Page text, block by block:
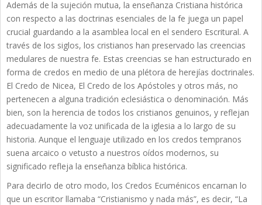
Además de la sujeción mutua, la enseñanza Cristiana histórica
con respecto a las doctrinas esenciales de la fe juega un papel
crucial guardando a la asamblea local en el sendero Escritural. A
través de los siglos, los cristianos han preservado las creencias
medulares de nuestra fe. Estas creencias se han estructurado en
forma de credos en medio de una plétora de herejías doctrinales.
El Credo de Nicea, El Credo de los Apóstoles y otros más, no
pertenecen a alguna tradición eclesiástica o denominación. Más
bien, son la herencia de todos los cristianos genuinos, y reflejan
adecuadamente la voz unificada de la iglesia a lo largo de su
historia. Aunque el lenguaje utilizado en los credos tempranos
suena arcaico o vetusto a nuestros oídos modernos, su
significado refleja la enseñanza bíblica histórica.
Para decirlo de otro modo, los Credos Ecuménicos encarnan lo
que un escritor llamaba “Cristianismo y nada más”, es decir, “La